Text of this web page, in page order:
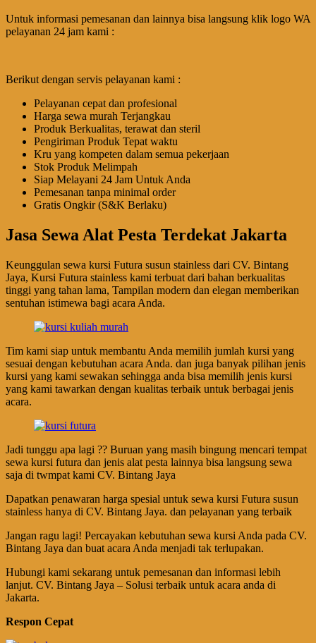
Untuk informasi pemesanan dan lainnya bisa langsung klik logo WA
pelayanan 24 jam kami :
Berikut dengan servis pelayanan kami :
Pelayanan cepat dan profesional
Harga sewa murah Terjangkau
Produk Berkualitas, terawat dan steril
Pengiriman Produk Tepat waktu
Kru yang kompeten dalam semua pekerjaan
Stok Produk Melimpah
Siap Melayani 24 Jam Untuk Anda
Pemesanan tanpa minimal order
Gratis Ongkir (S&K Berlaku)
Jasa Sewa Alat Pesta Terdekat Jakarta
Keunggulan sewa kursi Futura susun stainless dari CV. Bintang
Jaya, Kursi Futura stainless kami terbuat dari bahan berkualitas
tinggi yang tahan lama, Tampilan modern dan elegan memberikan
sentuhan istimewa bagi acara Anda.
Tim kami siap untuk membantu Anda memilih jumlah kursi yang
sesuai dengan kebutuhan acara Anda. dan juga banyak pilihan jenis
kursi yang kami sewakan sehingga anda bisa memilih jenis kursi
yang kami tawarkan dengan kualitas terbaik untuk berbagai jenis
acara.
Jadi tunggu apa lagi ?? Buruan yang masih bingung mencari tempat
sewa kursi futura dan jenis alat pesta lainnya bisa langsung sewa
saja di twmpat kami CV. Bintang Jaya
Dapatkan penawaran harga spesial untuk sewa kursi Futura susun
stainless hanya di CV. Bintang Jaya. dan pelayanan yang terbaik
Jangan ragu lagi! Percayakan kebutuhan sewa kursi Anda pada CV.
Bintang Jaya dan buat acara Anda menjadi tak terlupakan.
Hubungi kami sekarang untuk pemesanan dan informasi lebih
lanjut. CV. Bintang Jaya – Solusi terbaik untuk acara anda di
Jakarta.
Respon Cepat